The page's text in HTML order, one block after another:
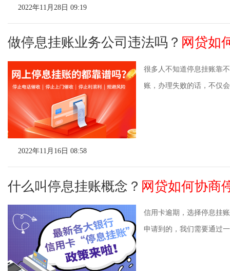
2022年11月28日 09:19
做停息挂账业务公司违法吗？ 网贷如
很多人不知道停息挂账靠
账，办理失败的话，不仅
2022年11月16日 08:58
什么叫停息挂账概念？ 网贷如何协商
信用卡逾期，选择停息挂
申请到的，我们需要通过